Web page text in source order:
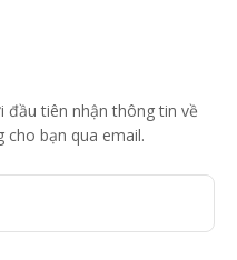
tiên nhận thông tin về
bạn qua email.